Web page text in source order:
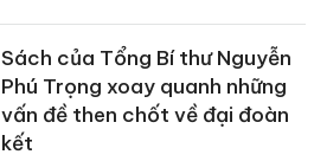
Sách của Tổng Bí thư Nguyễn
Phú Trọng xoay quanh những
vấn đề then chốt về đại đoàn
kết